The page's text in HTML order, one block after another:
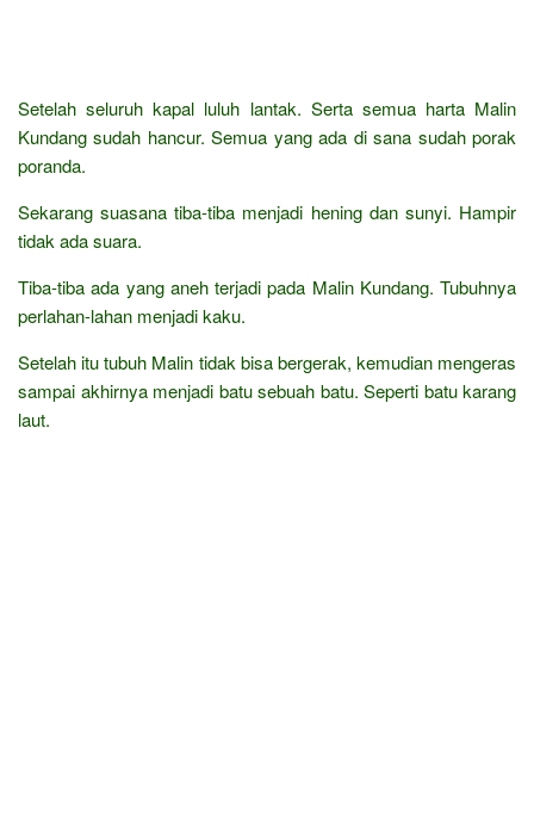
Setelah seluruh kapal luluh lantak. Serta semua harta Malin
Kundang sudah hancur. Semua yang ada di sana sudah porak
poranda.
Sekarang suasana tiba-tiba menjadi hening dan sunyi. Hampir
tidak ada suara.
Tiba-tiba ada yang aneh terjadi pada Malin Kundang. Tubuhnya
perlahan-lahan menjadi kaku.
Setelah itu tubuh Malin tidak bisa bergerak, kemudian mengeras
sampai akhirnya menjadi batu sebuah batu. Seperti batu karang
laut.